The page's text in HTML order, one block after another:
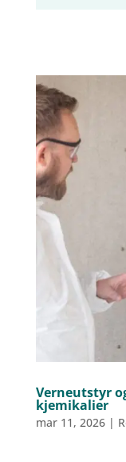
Verneutstyr
kjemikalier
mar 11, 2026|